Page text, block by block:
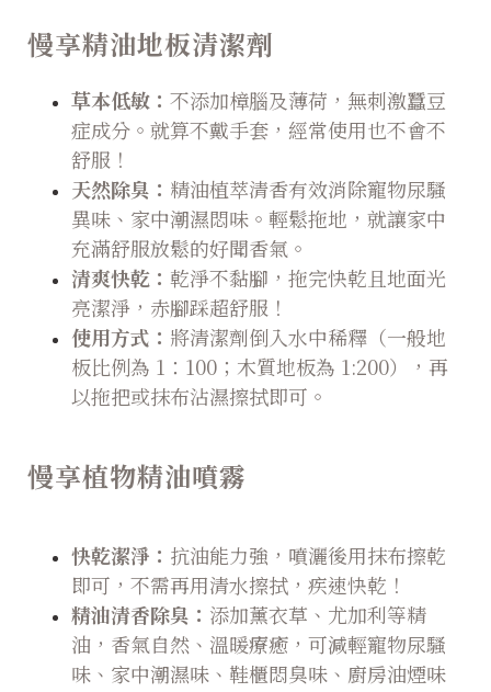
慢享精油地板清潔劑
草本低敏： 不添加樟腦及薄荷，無刺激蠶豆
症成分。就算不戴手套，經常使用也不會不
舒服！
天然除臭： 精油植萃清香有效消除寵物尿騷
異味、家中潮濕悶味。輕鬆拖地，就讓家中
充滿舒服放鬆的好聞香氣。
清爽快乾： 乾淨不黏腳，拖完快乾且地面光
亮潔淨，赤腳踩超舒服！
使用方式： 將清潔劑倒入水中稀釋（一般地
板比例為 1：100；木質地板為 1:200），再
以拖把或抹布沾濕擦拭即可。
慢享植物精油噴霧
快乾潔淨： 抗油能力強，噴灑後用抹布擦乾
即可，不需再用清水擦拭，疾速快乾！
精油清香除臭： 添加薰衣草、尤加利等精
油，香氣自然、溫暖療癒，可減輕寵物尿騷
味、家中潮濕味、鞋櫃悶臭味、廚房油煙味